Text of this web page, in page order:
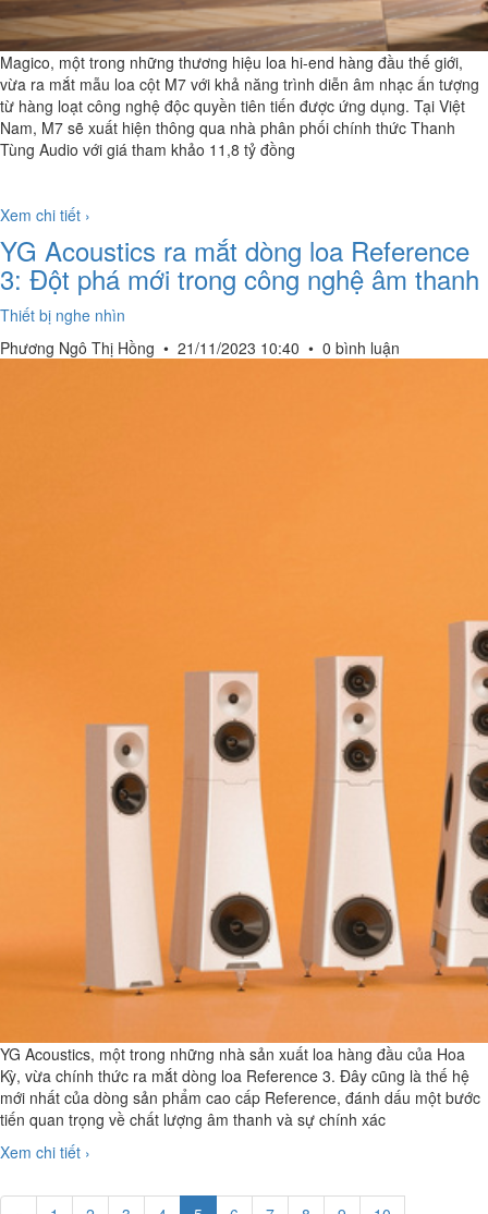
Magico, một trong những thương hiệu loa hi-end hàng đầu thế giới,
vừa ra mắt mẫu loa cột M7 với khả năng trình diễn âm nhạc ấn tượng
từ hàng loạt công nghệ độc quyền tiên tiến được ứng dụng. Tại Việt
Nam, M7 sẽ xuất hiện thông qua nhà phân phối chính thức Thanh
Tùng Audio với giá tham khảo 11,8 tỷ đồng
Xem chi tiết ›
YG Acoustics ra mắt dòng loa Reference
3: Đột phá mới trong công nghệ âm thanh
Thiết bị nghe nhìn
Phương Ngô Thị Hồng • 21/11/2023 10:40 • 0 bình luận
YG Acoustics, một trong những nhà sản xuất loa hàng đầu của Hoa
Kỳ, vừa chính thức ra mắt dòng loa Reference 3. Đây cũng là thế hệ
mới nhất của dòng sản phẩm cao cấp Reference, đánh dấu một bước
tiến quan trọng về chất lượng âm thanh và sự chính xác
Xem chi tiết ›